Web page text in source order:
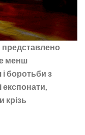
представлено
менш
боротьби з
крізь